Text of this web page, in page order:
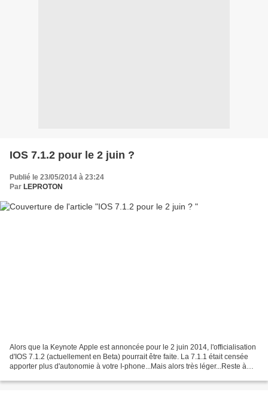
IOS 7.1.2 pour le 2 juin ?
Publié le 23/05/2014 à 23:24
Par LEPROTON
Alors que la Keynote Apple est annoncée pour le 2 juin 2014, l'officialisation
d'IOS 7.1.2 (actuellement en Beta) pourrait être faite. La 7.1.1 était censée
apporter plus d'autonomie à votre I-phone...Mais alors très léger...Reste à